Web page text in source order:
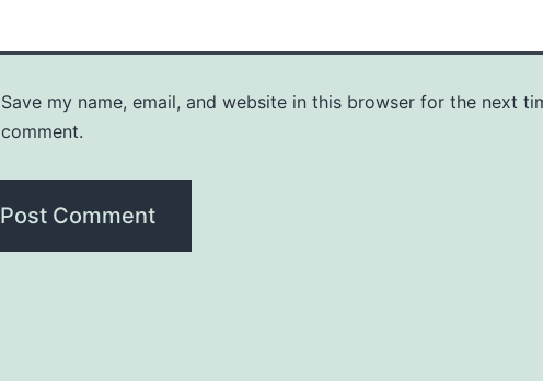
Save my name, email, and website in this browser for the next
comment.